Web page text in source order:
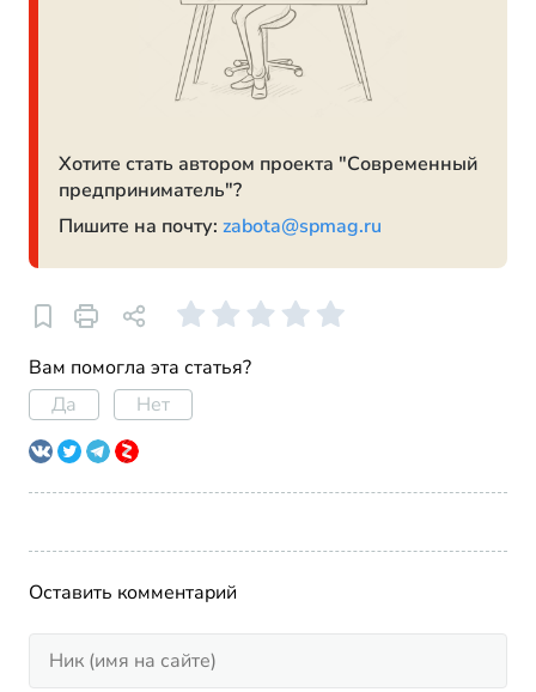
Хотите стать автором проекта "Современный
предприниматель"?
Пишите на почту: zabota@spmag.ru
Вам помогла эта статья?
Да
Нет
Оставить комментарий